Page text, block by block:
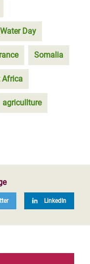
Day
Somalia
Africa
agricullture
LinkedIn